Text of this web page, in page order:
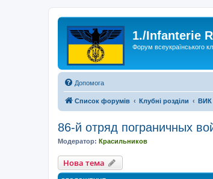
1./Infanterie
Форум всеукраїнського
Допомога
Список форумів Клубні розділи ВИК
86-й отряд пограничных
Модератор: Красильников
Нова тема